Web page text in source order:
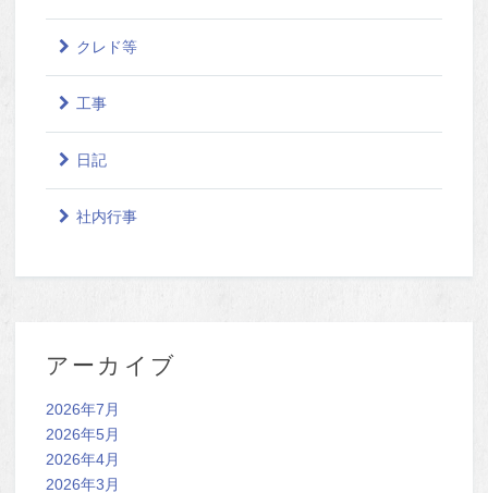
クレド等
工事
日記
社内行事
アーカイブ
2026年7月
2026年5月
2026年4月
2026年3月